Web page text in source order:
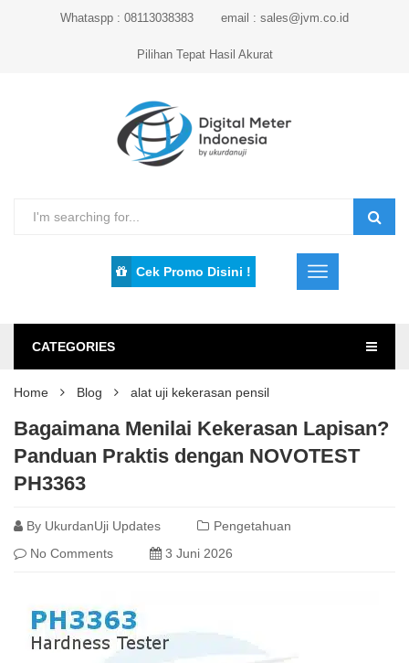
Whataspp : 08113038383 email : sales@jvm.co.id
Pilihan Tepat Hasil Akurat
Cek Promo Disini !
CATEGORIES
Home Blog alat uji kekerasan pensil
Bagaimana Menilai Kekerasan Lapisan?
Panduan Praktis dengan NOVOTEST
PH3363
By UkurdanUji Updates
Pengetahuan
No Comments
3 Juni 2026